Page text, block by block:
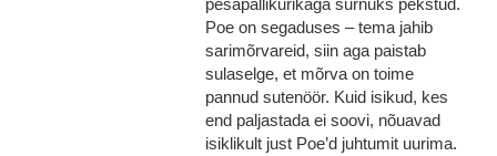
pesapallikurikaga surnuks pekstud.
Poe on segaduses – tema jahib
sarimõrvareid, siin aga paistab
sulaselge, et mõrva on toime
pannud sutenöör. Kuid isikud, kes
end paljastada ei soovi, nõuavad
isiklikult just Poe’d juhtumit uurima.